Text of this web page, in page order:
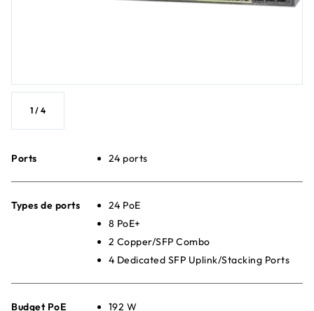
1 / 4
Ports 24 ports
Types de ports
24 PoE
8 PoE+
2 Copper/SFP Combo
4 Dedicated SFP Uplink/Stacking Ports
Budget PoE 192 W